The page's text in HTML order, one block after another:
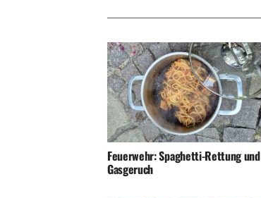
Feuerwehr: Spaghetti-Rettung und
Gasgeruch